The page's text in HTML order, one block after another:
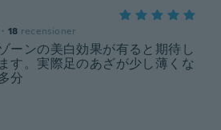
· 18 recensioner
ーンの美白効果が有ると期待し
す。実際足のあざが少し薄くな
分